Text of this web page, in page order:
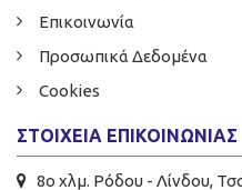
Επικοινωνία
Προσωπικά Δεδομένα
Cookies
ΣΤΟΙΧΕΊΑ ΕΠΙΚΟΙΝΩΝΊΑΣ
8ο χλμ. Ρόδου - Λίνδου,